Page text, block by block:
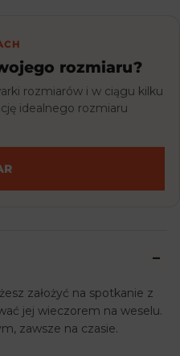
rozmiaru?
rozmiarów i w ciągu kilku
idealnego rozmiaru
założyć na spotkanie z
jej wieczorem na weselu.
zawsze na czasie.